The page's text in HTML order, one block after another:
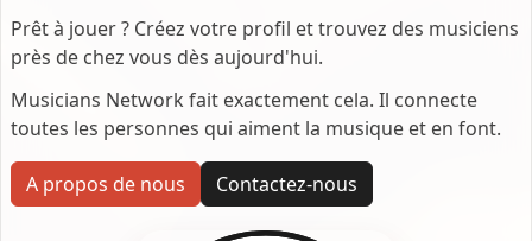
Prêt à jouer ? Créez votre profil et trouvez des musiciens
près de chez vous dès aujourd'hui.
Musicians Network fait exactement cela. Il connecte
toutes les personnes qui aiment la musique et en font.
A propos de nous Contactez-nous